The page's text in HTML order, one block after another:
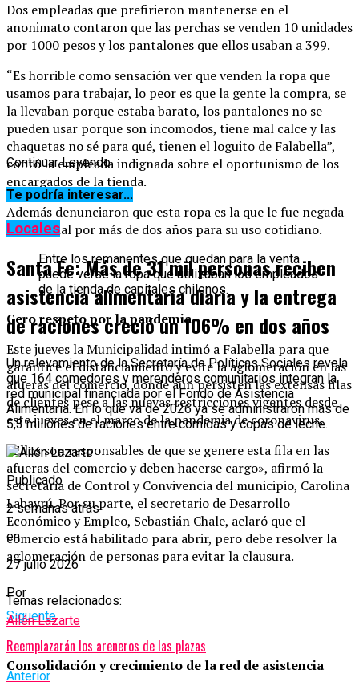
Dos empleadas que prefirieron mantenerse en el
anonimato contaron que las perchas se venden 10 unidades
por 1000 pesos y los pantalones que ellos usaban a 399.
“Es horrible como sensación ver que venden la ropa que
usamos para trabajar, lo peor es que la gente la compra, se
la llevaban porque estaba barato, los pantalones no se
pueden usar porque son incomodos, tiene mal calce y las
chaquetas no sé para qué, tienen el loguito de Falabella”,
contó la empleada indignada sobre el oportunismo de los
encargados de la tienda.
Además denunciaron que esta ropa es la que le fue negada
al personal por más de dos años para su uso cotidiano.
Entre los remanentes que quedan para la venta
puede verse la ropa que utilizaban los empleados
de la tienda de capitales chilenos.
Cero respeto por la pandemia
Este jueves la Municipalidad intimó a Falabella para que
garantice el distanciamiento y evite la aglomeración en las
afueras del comercio, donde aún persisten las extensas filas
de clientes pese a las nuevas restricciones vigentes desde
este jueves en el marco de la pandemia de coronavirus.
«Ellos son responsables de que se genere esta fila en las
afueras del comercio y deben hacerse cargo», afirmó la
secretaria de Control y Convivencia del municipio, Carolina
Labayrú. Por su parte, el secretario de Desarrollo
Económico y Empleo, Sebastián Chale, aclaró que el
comercio está habilitado para abrir, pero debe resolver la
aglomeración de personas para evitar la clausura.
Temas relacionados:
Siguente
Reemplazarán los areneros de las plazas
Anterior
Continuar Leyendo
Te podría interesar...
Locales
Santa Fe: Más de 31 mil personas reciben
asistencia alimentaria diaria y la entrega
de raciones creció un 106% en dos años
Un relevamiento de la Secretaría de Políticas Sociales revela
que 164 comedores y merenderos comunitarios integran la
red municipal financiada por el Fondo de Asistencia
Alimentaria. En lo que va de 2026 ya se administraron más de
5,3 millones de raciones entre comidas y copas de leche.
Publicado
2 semanas atrás
en
27 julio 2026
Por
Ailén Lazarte
Consolidación y crecimiento de la red de asistencia